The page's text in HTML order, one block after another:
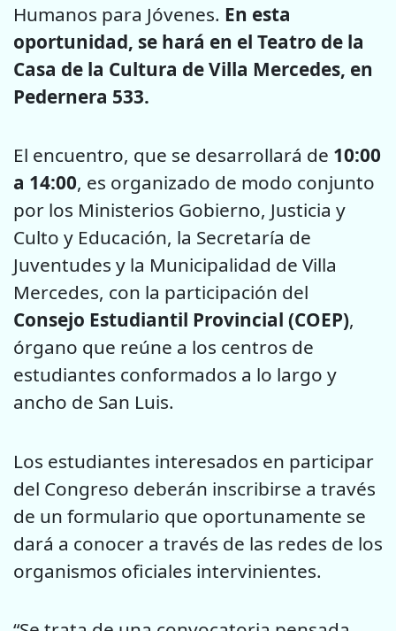
Humanos para Jóvenes. En esta
oportunidad, se hará en el Teatro de la
Casa de la Cultura de Villa Mercedes, en
Pedernera 533.
El encuentro, que se desarrollará de 10:00
a 14:00, es organizado de modo conjunto
por los Ministerios Gobierno, Justicia y
Culto y Educación, la Secretaría de
Juventudes y la Municipalidad de Villa
Mercedes, con la participación del
Consejo Estudiantil Provincial (COEP),
órgano que reúne a los centros de
estudiantes conformados a lo largo y
ancho de San Luis.
Los estudiantes interesados en participar
del Congreso deberán inscribirse a través
de un formulario que oportunamente se
dará a conocer a través de las redes de los
organismos oficiales intervinientes.